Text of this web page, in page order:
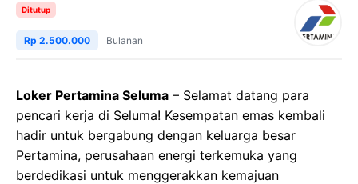
Ditutup
Rp 2.500.000 Bulanan
Loker Pertamina Seluma – Selamat datang para
pencari kerja di Seluma! Kesempatan emas kembali
hadir untuk bergabung dengan keluarga besar
Pertamina, perusahaan energi terkemuka yang
berdedikasi untuk menggerakkan kemajuan